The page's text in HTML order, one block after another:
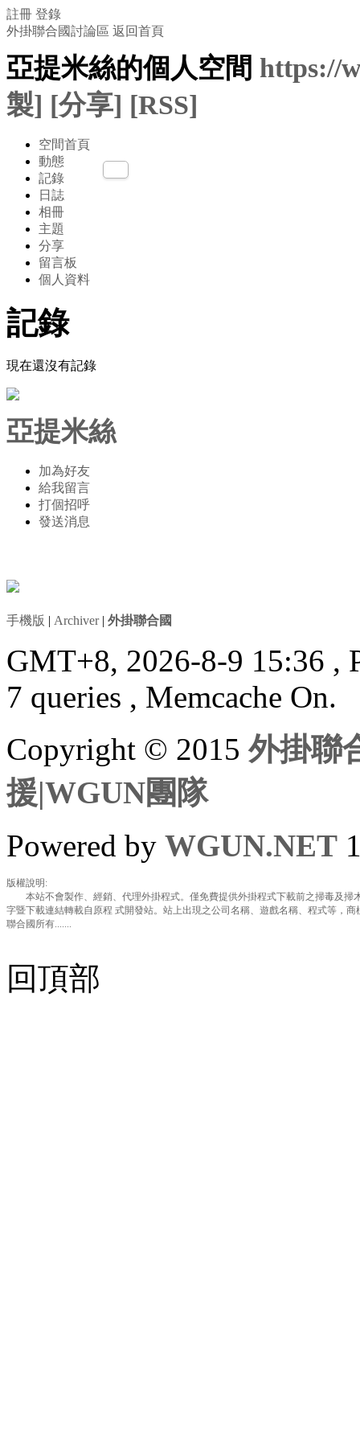
註冊 登錄
外掛聯合國討論區 返回首頁
亞提米絲的個人空間 https://
製] [分享] [RSS]
空間首頁
動態
記錄
日誌
相冊
主題
分享
留言板
個人資料
記錄
現在還沒有記錄
亞提米絲
加為好友
給我留言
打個招呼
發送消息
手機版 | Archiver| 外掛聯合國
GMT+8, 2026-8-9 15:36 ,
7 queries , Memcache On.
Copyright © 2015外掛聯
援|WGUN團隊
Powered by WGUN.NET
版權說明:
本站不會製作、經銷、代理外掛程式。僅免費提供外掛程式下載前之掃毒及掃
字暨下載連結轉載自原程 式開發站。站上出現之公司名稱、遊戲名稱、程式等，
聯合國所有.......
回頂部